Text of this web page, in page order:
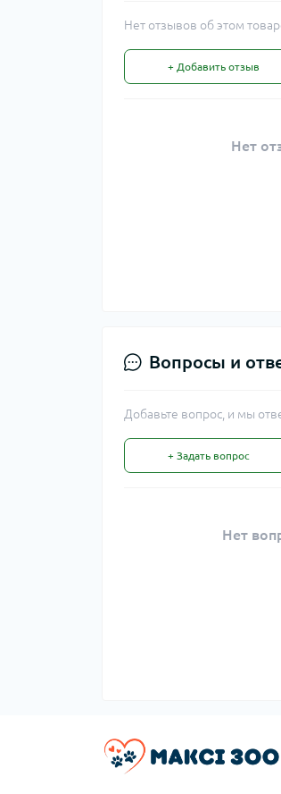
Нет отзывов об этом
+ Добавить отзыв
Нет
Вопросы и
Добавьте вопрос, и мы
+ Задать вопрос
Нет